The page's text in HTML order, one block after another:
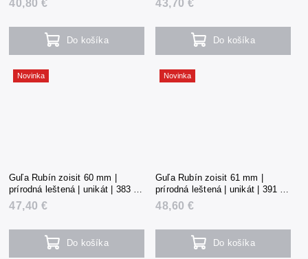
40,80 €
Do košíka
43,70 €
Do košíka
Novinka
Guľa Rubín zoisit 60 mm |
prírodná leštená | unikát | 383 g |
Tanzánia
47,40 €
Do košíka
Novinka
Guľa Rubín zoisit 61 mm |
prírodná leštená | unikát | 391 g |
Tanzánia
48,60 €
Do košíka